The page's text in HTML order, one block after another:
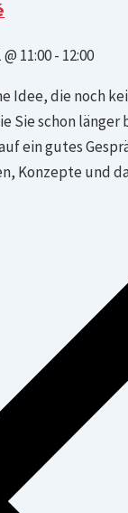
11:00- 12:00
Idee, die noch
Sie schon
ein gutes
Konzepte und